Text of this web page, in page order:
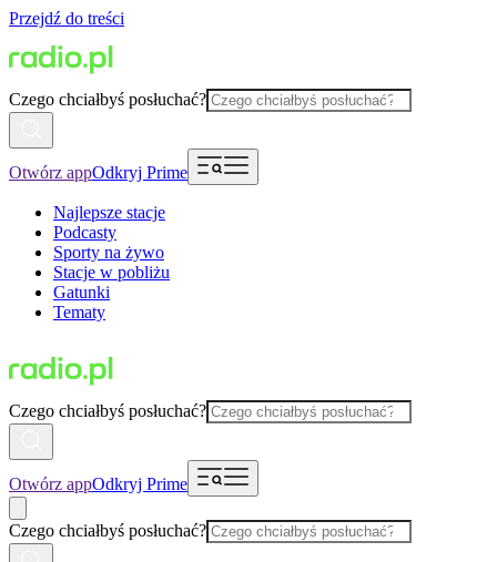
Przejdź do treści
Czego chciałbyś posłuchać?
Otwórz appOdkryj Prime
Najlepsze stacje
Podcasty
Sporty na żywo
Stacje w pobliżu
Gatunki
Tematy
Czego chciałbyś posłuchać?
Otwórz appOdkryj Prime
Czego chciałbyś posłuchać?